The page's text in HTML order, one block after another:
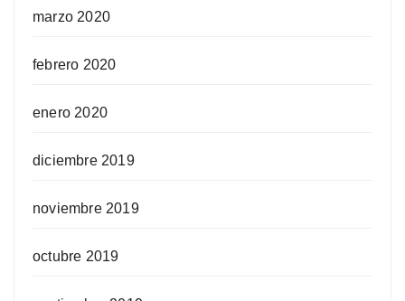
marzo 2020
febrero 2020
enero 2020
diciembre 2019
noviembre 2019
octubre 2019